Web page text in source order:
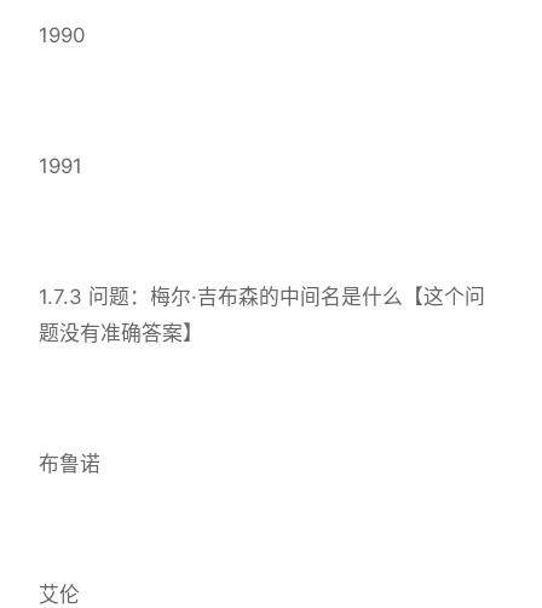
1990
1991
1.7.3 问题：梅尔·吉布森的中间名是什么【这个问
题没有准确答案】
布鲁诺
艾伦